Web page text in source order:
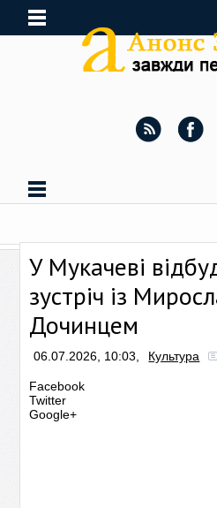
У Мукачеві
зустріч із
Дочинцем
06.07.2026, 10:03, Культура
Facebook
Twitter
Google+